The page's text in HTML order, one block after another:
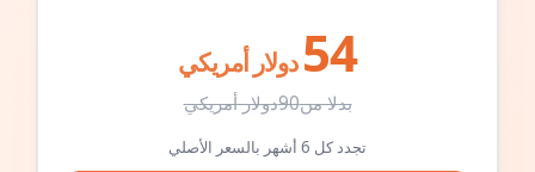
54 دولار أمريكي
بدلا من90دولار أمريكي
تجدد كل 6 أشهر بالسعر الأصلي